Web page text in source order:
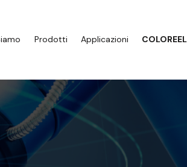
Prodotti Applicazioni COLOREEL